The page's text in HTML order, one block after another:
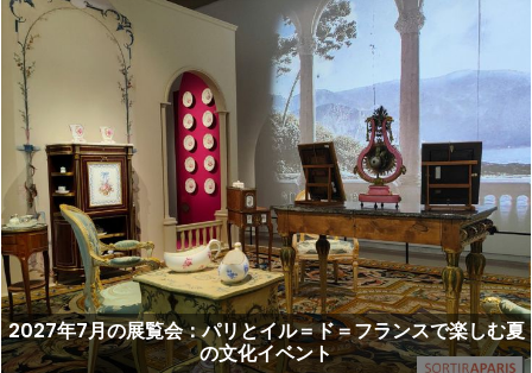
2027年7月の展覧会：パリとイル＝ド＝フランスで楽しむ夏
の文化イベント